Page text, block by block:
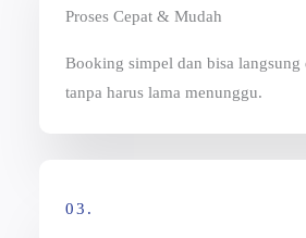
Proses Cepat & Mudah
Booking simpel dan bisa langsung
tanpa harus lama menunggu.
03.